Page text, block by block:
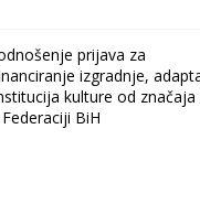
prijava za
izgradnje,
kulture od značaja
BiH